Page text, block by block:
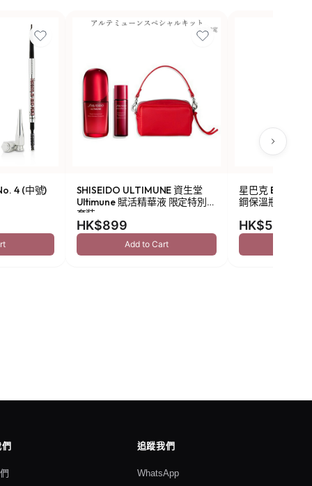
4 (中號)
SHISEIDO ULTIMUNE 資生堂
Ultimune 賦活精華液 限定特別
套裝
HK$899
Add to Cart
星巴克 Been
鋼保溫瓶 473ml
HK$549
追蹤我們
WhatsApp